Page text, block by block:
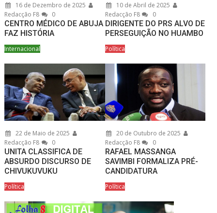
16 de Dezembro de 2025
Redacção F8
0
CENTRO MÉDICO DE ABUJA
FAZ HISTÓRIA
Internacional
10 de Abril de 2025
Redacção F8
0
DIRIGENTE DO PRS ALVO DE
PERSEGUIÇÃO NO HUAMBO
Política
22 de Maio de 2025
Redacção F8
0
UNITA CLASSIFICA DE
ABSURDO DISCURSO DE
CHIVUKUVUKU
Política
20 de Outubro de 2025
Redacção F8
0
RAFAEL MASSANGA
SAVIMBI FORMALIZA PRÉ-
CANDIDATURA
Política